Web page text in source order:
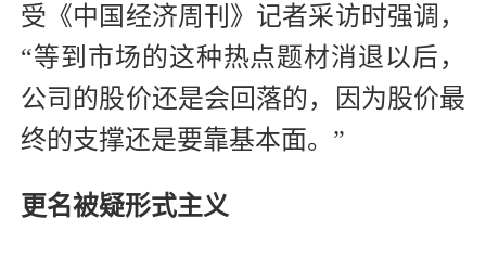
受《中国经济周刊》记者采访时强调，
“等到市场的这种热点题材消退以后，
公司的股价还是会回落的，因为股价最
终的支撑还是要靠基本面。”
更名被疑形式主义